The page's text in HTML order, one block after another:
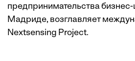
предпринимательства
Мадриде, возглавляет
Nextsensing Project.